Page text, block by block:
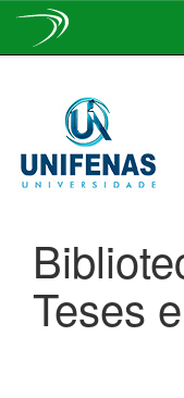
navigation
Teses